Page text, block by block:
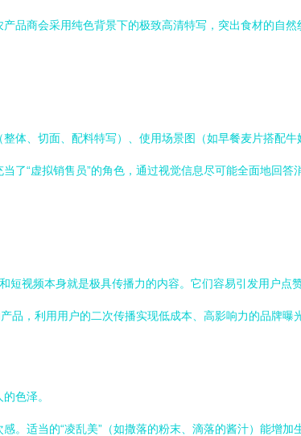
商会采用纯色背景下的极致高清特写，突出食材的自然
、切面、配料特写）、使用场景图（如早餐麦片搭配牛
“虚拟销售员”的角色，通过视觉信息尽可能全面地回
视频本身就是极具传播力的内容。它们容易引发用户点
品，利用用户的二次传播实现低成本、高影响力的品牌曝光
色泽。
。适当的“凌乱美”（如撒落的粉末、滴落的酱汁）能增加